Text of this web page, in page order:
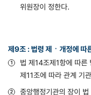
위원장이 정한다.
제9조 : 법령 제ㆍ개정에 따
법 제14조제1항에 따른
제11조에 따라 관계 기
중앙행정기관의 장이